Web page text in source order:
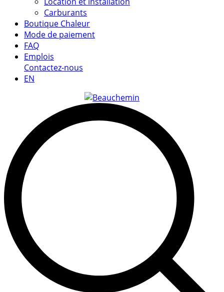
Carburants
Boutique Chaleur
Mode de paiement
FAQ
Emplois
Contactez-nous
EN